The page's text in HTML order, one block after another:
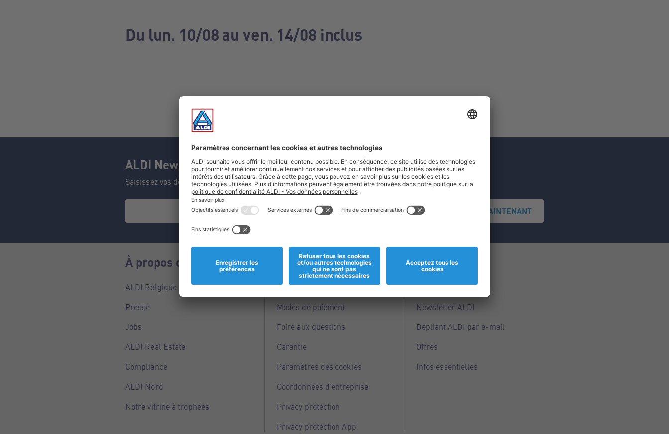
Du lun. 10/08 au ven. 14/08 inclus
ALDI Newsletter
Saisissez vos données et ne manquez aucune de nos offres.
S'INSCRIRE MAINTENANT
À propos de nous
ALDI Belgique
Presse
Jobs
ALDI Real Estate
Compliance
ALDI Nord
Notre vitrine à trophées
Informations
Magasins
Modes de paiement
Foire aux questions
Garantie
Paramètres des cookies
Coordonnées d'entreprise
Privacy protection
Privacy protection App
Service
Points ALDI
Newsletter ALDI
Dépliant ALDI par e-mail
Offres
Infos essentielles